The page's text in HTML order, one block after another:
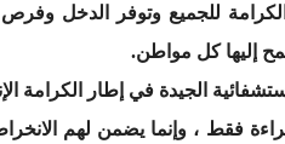
الكرامة للجميع وتوفر الدخل
إليها كل مواطن.
الجيدة في إطار الكرامة
فقط ، وإنما يضمن لهم